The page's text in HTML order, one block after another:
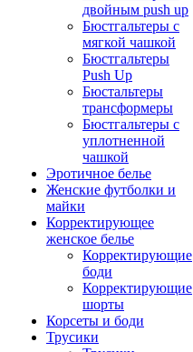
двойным push up
Бюстгальтеры с
мягкой чашкой
Бюстгальтеры
Push Up
Бюстальтеры
трансформеры
Бюстгальтеры с
уплотненной
чашкой
Эротичное белье
Женские футболки и
майки
Корректирующее
женское белье
Корректирующие
боди
Корректирующие
шорты
Корсеты и боди
Трусики